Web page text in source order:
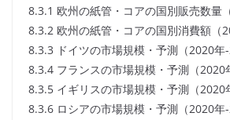
8.3.1 欧州の紙管・コアの国別販売数量
8.3.2 欧州の紙管・コアの国別消費額（
8.3.3 ドイツの市場規模・予測（2020年-
8.3.4 フランスの市場規模・予測（2020
8.3.5 イギリスの市場規模・予測（2020
8.3.6 ロシアの市場規模・予測（2020年-